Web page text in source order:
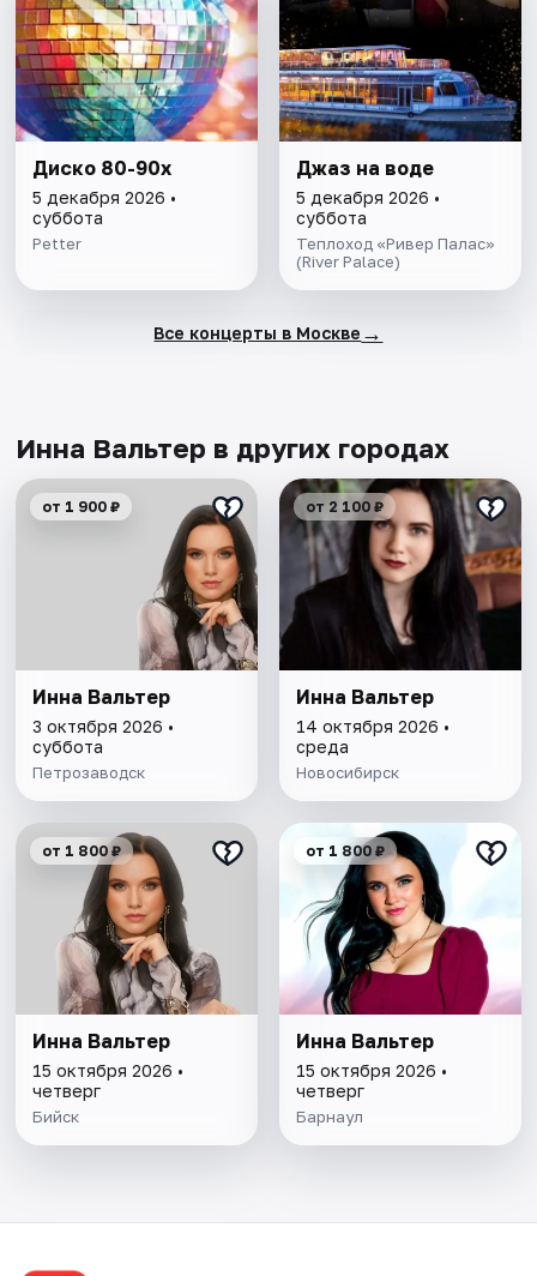
Диско 80-90х
5 декабря 2026 •
суббота
Petter
Джаз на воде
5 декабря 2026 •
суббота
Теплоход «Ривер Палас»
(River Palace)
Все концерты в Москве →
Инна Вальтер в других городах
от 1 900 ₽
Инна Вальтер
3 октября 2026 •
суббота
Петрозаводск
от 2 100 ₽
Инна Вальтер
14 октября 2026 •
среда
Новосибирск
от 1 800 ₽
Инна Вальтер
15 октября 2026 •
четверг
Бийск
от 1 800 ₽
Инна Вальтер
15 октября 2026 •
четверг
Барнаул